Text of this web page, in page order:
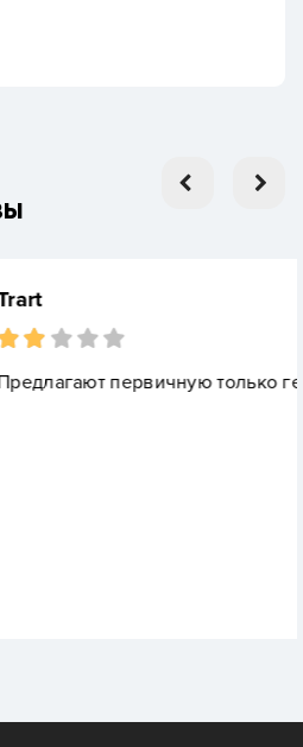
только генеральную